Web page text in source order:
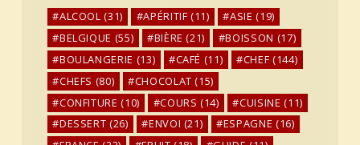
ALCOOL (31) APÉRITIF (11) ASIE (19)
BELGIQUE (55) BIÈRE (21) BOISSON (17)
BOULANGERIE (13) CAFÉ (11) CHEF (144)
CHEFS (80) CHOCOLAT (15)
CONFITURE (10) COURS (14) CUISINE (11)
DESSERT (26) ENVOI (21) ESPAGNE (16)